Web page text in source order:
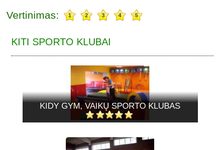
Vertinimas: 1 2 3 4 5
KITI SPORTO KLUBAI
KIDY GYM, VAIKŲ SPORTO KLUBAS